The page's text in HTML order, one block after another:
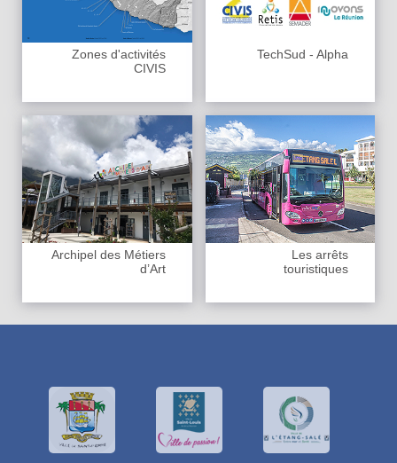
Zones d'activités
CIVIS
TechSud - Alpha
Archipel des Métiers
d’Art
Les arrêts
touristiques